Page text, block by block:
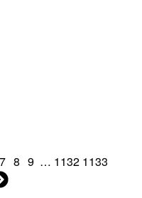
7 8 9 … 1132 1133